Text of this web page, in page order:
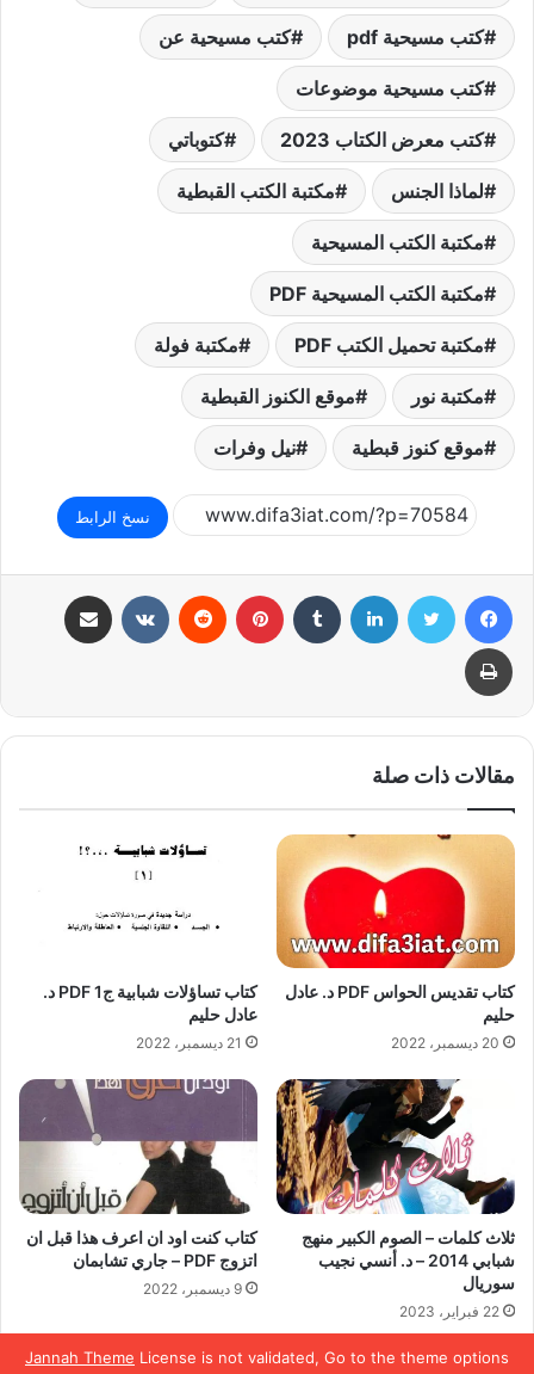
Jannah Theme License is not validated, Go to the theme options
كتب مسيحية pdf كتب مسيحية عن
كتب مسيحية موضوعات
كتب معرض الكتاب 2023 كتوباتي
لماذا الجنس مكتبة الكتب القبطية
مكتبة الكتب المسيحية
مكتبة الكتب المسيحية PDF
مكتبة تحميل الكتب PDF مكتبة فولة
مكتبة نور موقع الكنوز القبطية
موقع كنوز قبطية نيل وفرات
نسخ الرابط
فيسبوك تويتر لينكدإن بينتيريست
طباعة
مقالات ذات صلة
كتاب تقديس الحواس PDF د. عادل
حليم
20 ديسمبر، 2022
كتاب تساؤلات شبابية ج1 PDF د.
عادل حليم
21 ديسمبر، 2022
ثلاث كلمات – الصوم الكبير منهج
شبابي 2014 – د. أنسي نجيب
سوريال
22 فبراير، 2023
كتاب كنت اود ان اعرف هذا قبل ان
اتزوج PDF – جاري تشابمان
9 ديسمبر، 2022